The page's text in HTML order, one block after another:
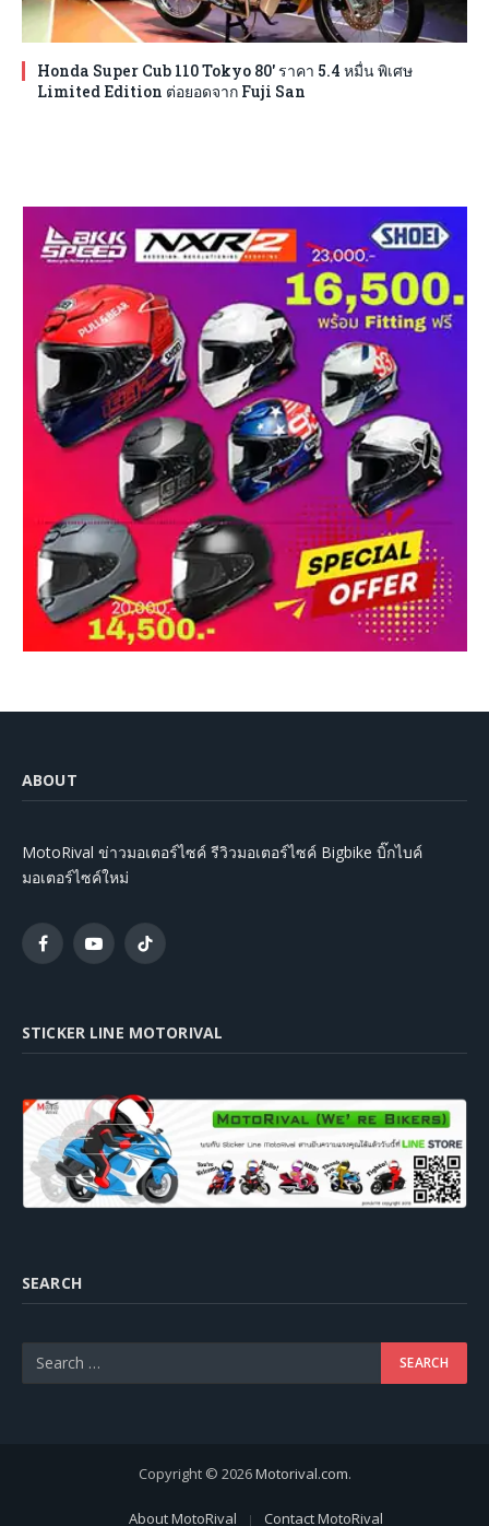
Honda Super Cub 110 Tokyo 80′ ราคา 5.4 หมื่น พิเศษ
Limited Edition ต่อยอดจาก Fuji San
ABOUT
MotoRival ข่าวมอเตอร์ไซค์ รีวิวมอเตอร์ไซค์ Bigbike บิ๊กไบค์
มอเตอร์ไซค์ใหม่
FacebookYouTubeTikTok
STICKER LINE MOTORIVAL
SEARCH
Copyright © 2026Motorival.com.
About MotoRival Contact MotoRival